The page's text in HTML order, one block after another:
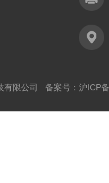
有限公司 备案号： 沪ICP